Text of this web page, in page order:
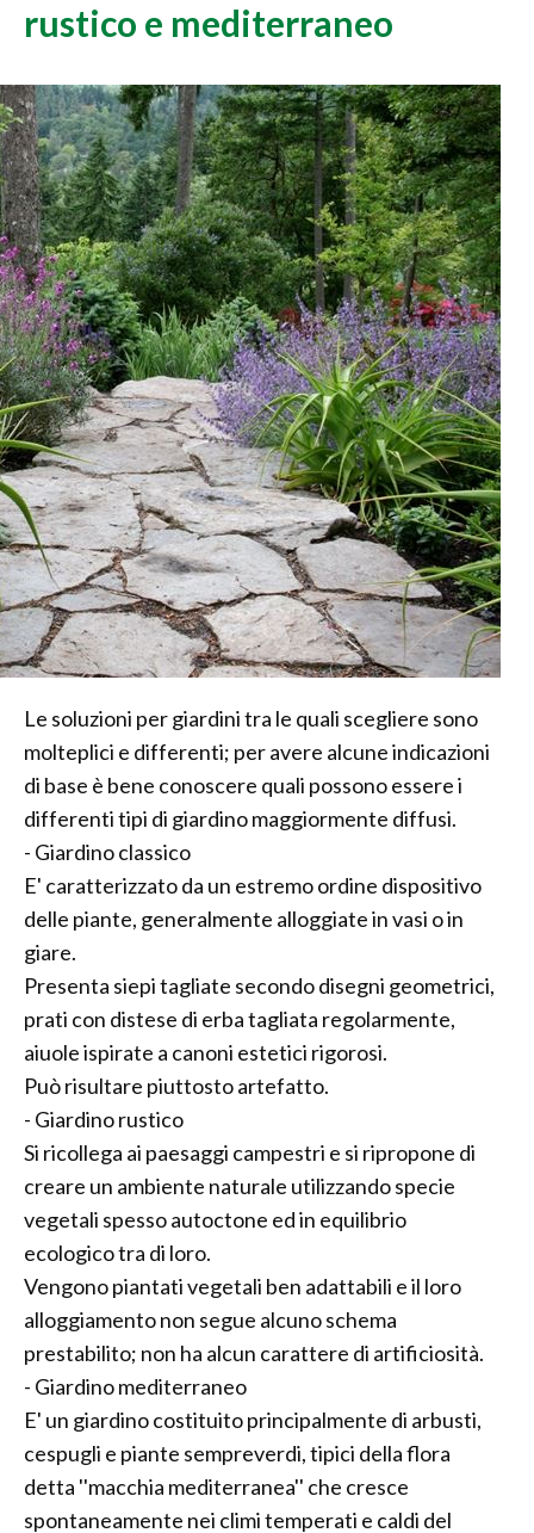
rustico e mediterraneo
Le soluzioni per giardini tra le quali scegliere sono
molteplici e differenti; per avere alcune indicazioni
di base è bene conoscere quali possono essere i
differenti tipi di giardino maggiormente diffusi.
- Giardino classico
E' caratterizzato da un estremo ordine dispositivo
delle piante, generalmente alloggiate in vasi o in
giare.
Presenta siepi tagliate secondo disegni geometrici,
prati con distese di erba tagliata regolarmente,
aiuole ispirate a canoni estetici rigorosi.
Può risultare piuttosto artefatto.
- Giardino rustico
Si ricollega ai paesaggi campestri e si ripropone di
creare un ambiente naturale utilizzando specie
vegetali spesso autoctone ed in equilibrio
ecologico tra di loro.
Vengono piantati vegetali ben adattabili e il loro
alloggiamento non segue alcuno schema
prestabilito; non ha alcun carattere di artificiosità.
- Giardino mediterraneo
E' un giardino costituito principalmente di arbusti,
cespugli e piante sempreverdi, tipici della flora
detta ''macchia mediterranea'' che cresce
spontaneamente nei climi temperati e caldi del